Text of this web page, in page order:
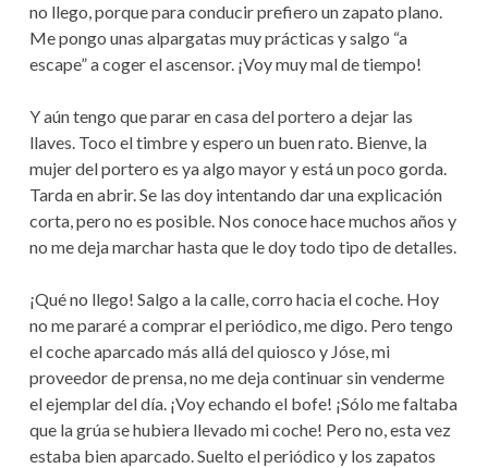
no llego, porque para conducir prefiero un zapato plano.
Me pongo unas alpargatas muy prácticas y salgo “a
escape” a coger el ascensor. ¡Voy muy mal de tiempo!
Y aún tengo que parar en casa del portero a dejar las
llaves. Toco el timbre y espero un buen rato. Bienve, la
mujer del portero es ya algo mayor y está un poco gorda.
Tarda en abrir. Se las doy intentando dar una explicación
corta, pero no es posible. Nos conoce hace muchos años y
no me deja marchar hasta que le doy todo tipo de detalles.
¡Qué no llego! Salgo a la calle, corro hacia el coche. Hoy
no me pararé a comprar el periódico, me digo. Pero tengo
el coche aparcado más allá del quiosco y Jóse, mi
proveedor de prensa, no me deja continuar sin venderme
el ejemplar del día. ¡Voy echando el bofe! ¡Sólo me faltaba
que la grúa se hubiera llevado mi coche! Pero no, esta vez
estaba bien aparcado. Suelto el periódico y los zapatos